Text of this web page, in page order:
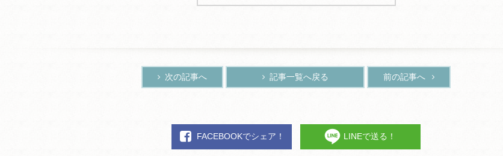
次の記事へ 記事一覧へ戻る 前の記事へ
FACEBOOKでシェア！ LINEで送る！